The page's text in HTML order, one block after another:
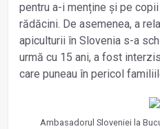
pentru a-i menține și pe
rădăcini. De asemenea, a
apiculturii în Slovenia s-a
urmă cu 15 ani, a fost
care puneau în pericol
Ambasadorul Sloveniei la